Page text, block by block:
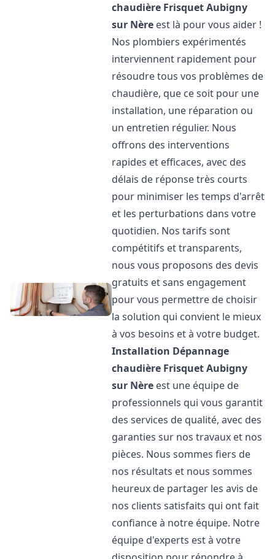
chaudière FrisquetAubigny
sur Nère est là pour vous aider !
Nos plombiers expérimentés
interviennent rapidement pour
résoudre tous vos problèmes de
chaudière, que ce soit pour une
installation, une réparation ou
un entretien régulier. Nous
offrons des interventions
rapides et efficaces, avec des
délais de réponse très courts
pour minimiser les temps d'arrêt
et les perturbations dans votre
quotidien. Nos tarifs sont
compétitifs et transparents,
nous vous proposons des devis
gratuits et sans engagement
pour vous permettre de choisir
la solution qui convient le mieux
à vos besoins et à votre budget.
Installation Dépannage
chaudière FrisquetAubigny
sur Nère est une équipe de
professionnels qui vous garantit
des services de qualité, avec des
garanties sur nos travaux et nos
pièces. Nous sommes fiers de
nos résultats et nous sommes
heureux de partager les avis de
nos clients satisfaits qui ont fait
confiance à notre équipe. Notre
équipe d'experts est à votre